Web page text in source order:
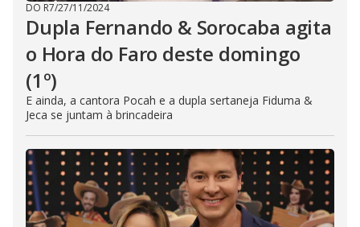
DO R7/27/11/2024
Dupla Fernando & Sorocaba agita
o Hora do Faro deste domingo
(1º)
E ainda, a cantora Pocah e a dupla sertaneja Fiduma &
Jeca se juntam à brincadeira